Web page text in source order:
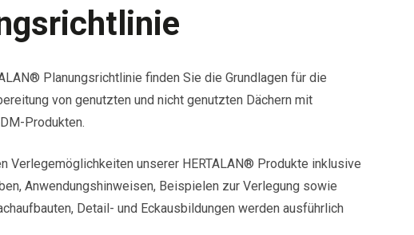
Planungsrichtlinie finden Sie die Grundlagen für die
von genutzten und nicht genutzten Dächern mit
Produkten.
Verlegemöglichkeiten unserer HERTALAN® Produkte inklusive
Anwendungshinweisen, Beispielen zur Verlegung sowie
Detail- und Eckausbildungen werden ausführlich